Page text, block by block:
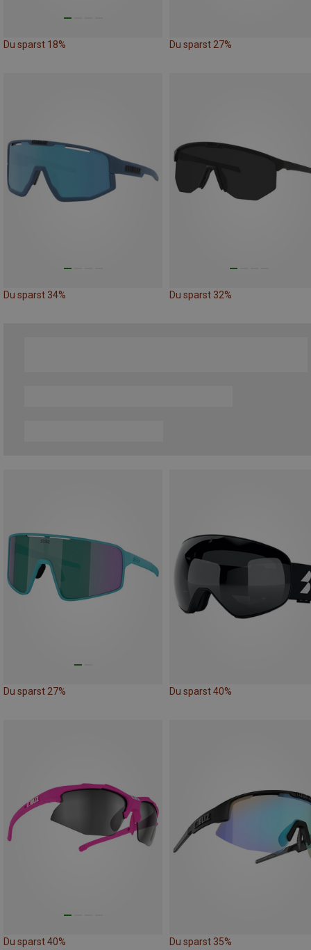
Du sparst 18% Du sparst 27%
Du sparst 34% Du sparst 32%
Du sparst 27% Du sparst 40%
Du sparst 40% Du sparst 35%